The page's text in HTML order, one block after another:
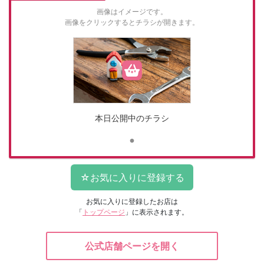
画像はイメージです。
画像をクリックするとチラシが開きます。
本日公開中のチラシ
お気に入りに登録したお店は
「 トップページ 」に表示されます。
公式店舗ページを開く